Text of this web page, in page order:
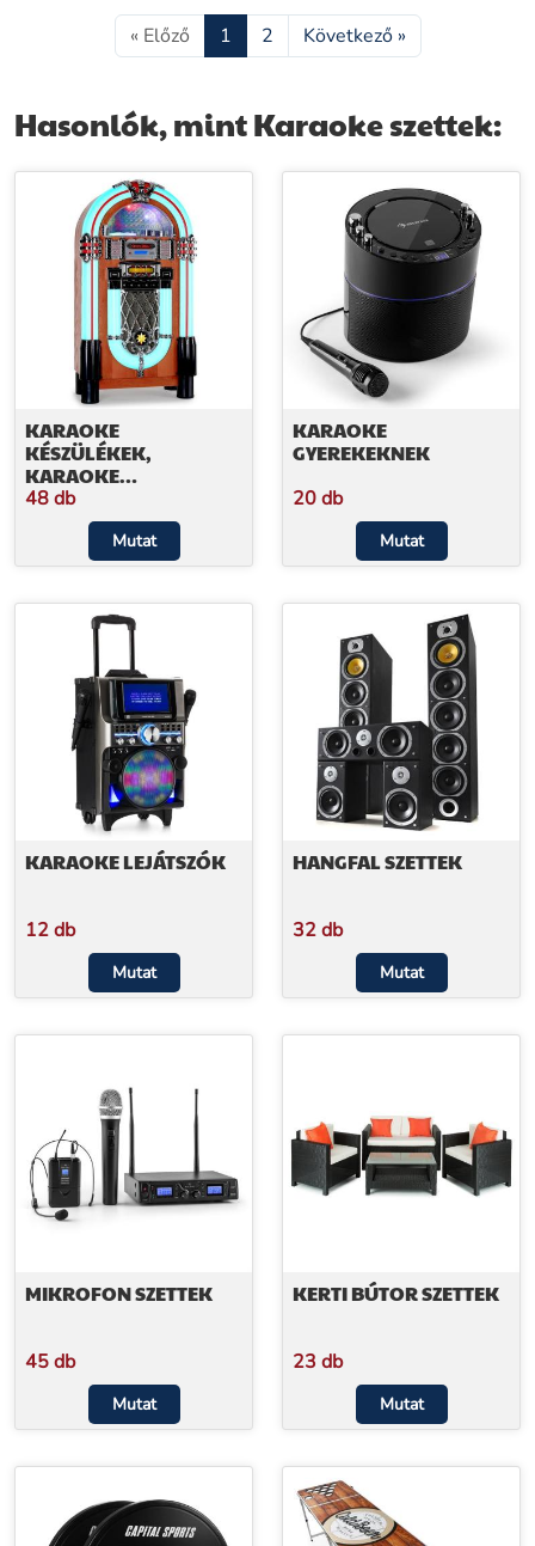
« Előző 1 2 Következő »
Hasonlók, mint Karaoke szettek:
KARAOKE
KÉSZÜLÉKEK,
KARAOKE
RENDSZEREK
48 db
Mutat
KARAOKE
GYEREKEKNEK
20 db
Mutat
KARAOKE LEJÁTSZÓK
12 db
Mutat
HANGFAL SZETTEK
32 db
Mutat
MIKROFON SZETTEK
45 db
Mutat
KERTI BÚTOR SZETTEK
23 db
Mutat